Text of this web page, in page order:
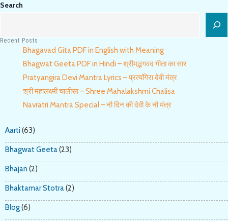
Search
Recent Posts
Bhagavad Gita PDF in English with Meaning
Bhagwat Geeta PDF in Hindi – श्रीमद्भगवद गीता का सार
Pratyangira Devi Mantra Lyrics – प्रत्यंगिरा देवी मंत्र
श्री महालक्ष्मी चालीसा – Shree Mahalakshmi Chalisa
Navratri Mantra Special – नौ दिन की देवी के नौ मंत्र
Aarti (63)
Bhagwat Geeta (23)
Bhajan (2)
Bhaktamar Stotra (2)
Blog(6)